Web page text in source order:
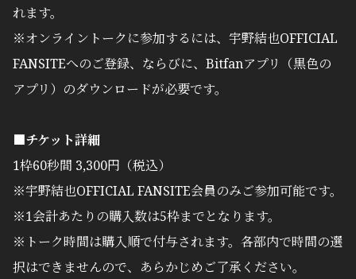
れます。
※オンライントークに参加するには、宇野結也OFFICIAL
FANSITEへのご登録、ならびに、Bitfanアプリ（黒色の
アプリ）のダウンロードが必要です。
■チケット詳細
1枠60秒間 3,300円（税込）
※宇野結也OFFICIAL FANSITE会員のみご参加可能です。
※1会計あたりの購入数は5枠までとなります。
※トーク時間は購入順で付与されます。各部内で時間の選
択はできませんので、あらかじめご了承ください。